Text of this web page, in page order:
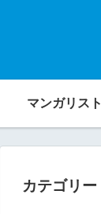
マンガリスト
カテゴリー